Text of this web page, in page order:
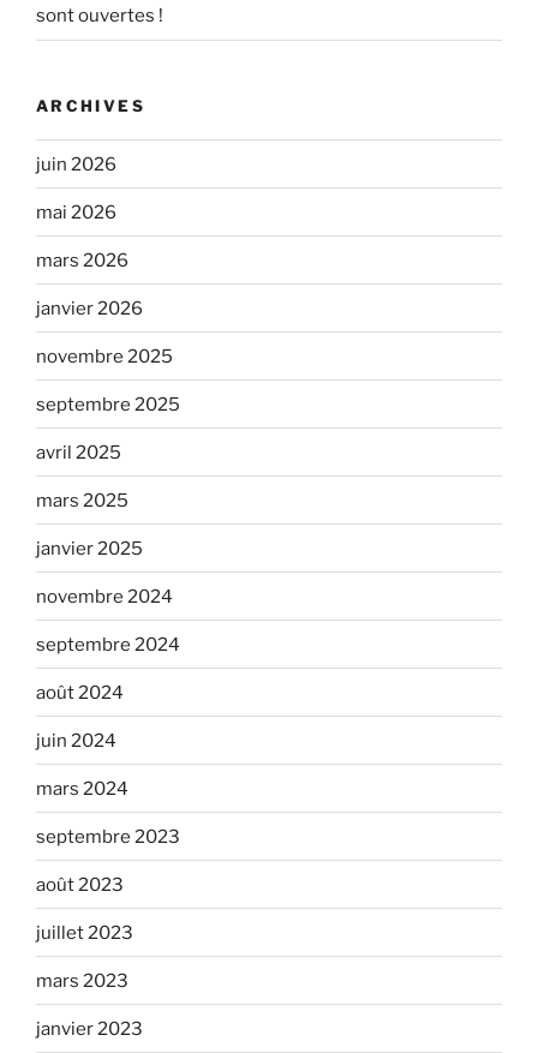
sont ouvertes !
ARCHIVES
juin 2026
mai 2026
mars 2026
janvier 2026
novembre 2025
septembre 2025
avril 2025
mars 2025
janvier 2025
novembre 2024
septembre 2024
août 2024
juin 2024
mars 2024
septembre 2023
août 2023
juillet 2023
mars 2023
janvier 2023